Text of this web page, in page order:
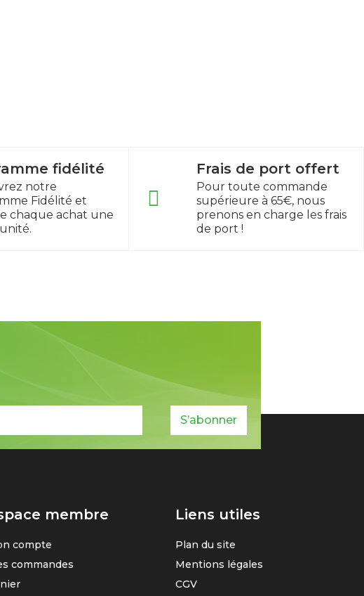
fidélité
notre
Fidélité et
chaque achat une
Frais de port offert
Pour toute commande
supérieure à 65€, nous
prenons en charge les frais
de port !
S’abonner
membre
compte
commandes
Liens utiles
Plan du site
Mentions légales
CGV